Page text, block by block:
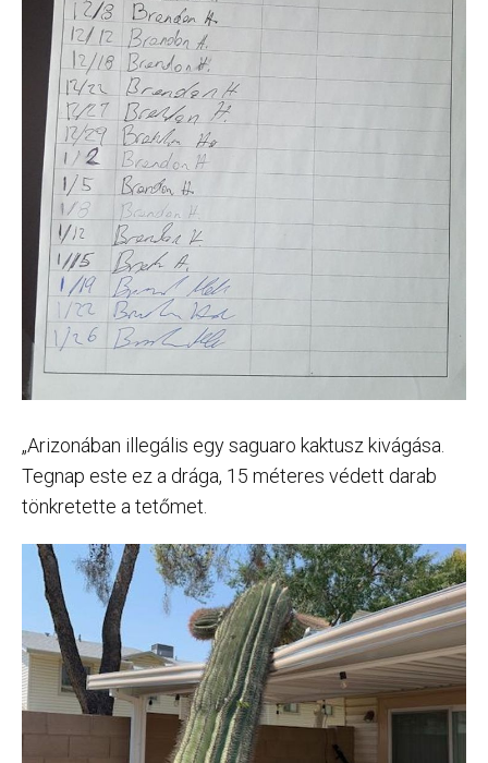
„Arizonában illegális egy saguaro kaktusz kivágása.
Tegnap este ez a drága, 15 méteres védett darab
tönkretette a tetőmet.